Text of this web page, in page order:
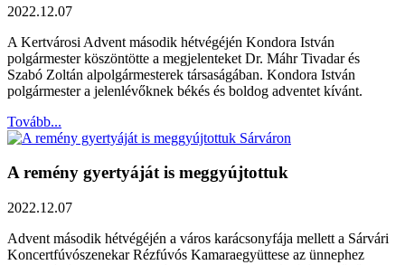
2022.12.07
A Kertvárosi Advent második hétvégéjén Kondora István
polgármester köszöntötte a megjelenteket Dr. Máhr Tivadar és
Szabó Zoltán alpolgármesterek társaságában. Kondora István
polgármester a jelenlévőknek békés és boldog adventet kívánt.
Tovább...
A remény gyertyáját is meggyújtottuk
2022.12.07
Advent második hétvégéjén a város karácsonyfája mellett a Sárvári
Koncertfúvószenekar Rézfúvós Kamaraegyüttese az ünnephez